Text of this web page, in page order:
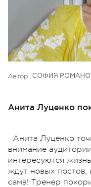
Автор: СОФИЯ
Анита Луценко
Анита Луценко
внимание
интересуются
ждут новых постов,
сама! Тренер